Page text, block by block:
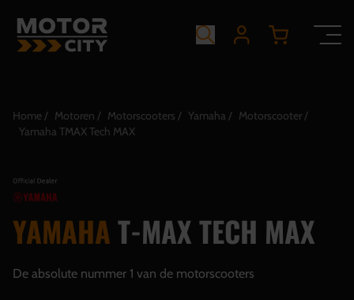
Home Motoren Motorscooters Yamaha
Motorscooter
Yamaha TMAX Tech MAX
YAMAHAT-MAX TECH MAX
De absolute nummer 1 van de motorscooters